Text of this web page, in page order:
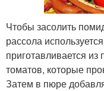
Чтобы засолить
рассола
приготавливается
томатов, которые
Затем в пюре